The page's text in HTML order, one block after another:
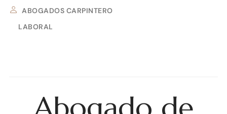
ABOGADOS CARPINTERO
LABORAL